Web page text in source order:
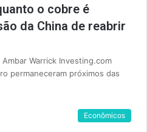
o cobre é
da China de reabrir
Warrick Investing.com
permaneceram próximos das
Econômicos